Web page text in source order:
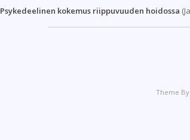
Psykedeelinen kokemus riippuvuuden hoidossa
Theme By